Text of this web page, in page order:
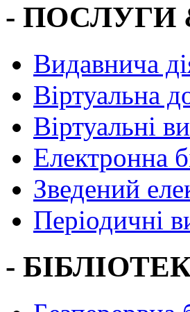
- ПОСЛУГИ
Видавнича
Віртуальна
Віртуальні
Електронна
Зведений
Періодичні
-